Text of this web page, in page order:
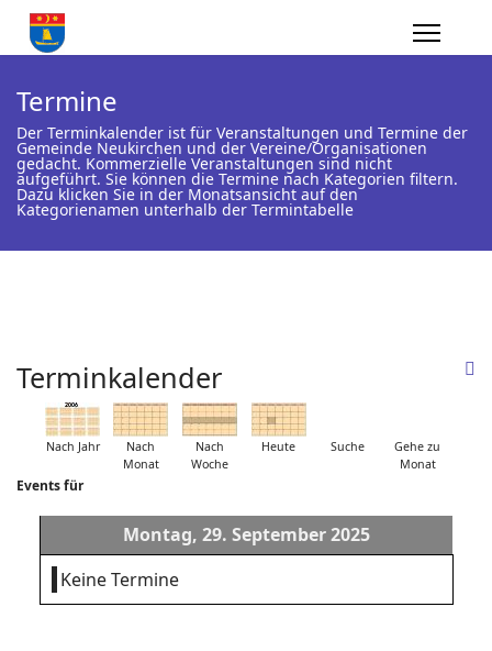
Termine
Der Terminkalender ist für Veranstaltungen und Termine der
Gemeinde Neukirchen und der Vereine/Organisationen
gedacht. Kommerzielle Veranstaltungen sind nicht
aufgeführt. Sie können die Termine nach Kategorien filtern.
Dazu klicken Sie in der Monatsansicht auf den
Kategorienamen unterhalb der Termintabelle
Terminkalender
Nach Jahr
Nach
Monat
Nach
Woche
Heute Suche
Gehe zu
Monat
Events für
Montag, 29. September 2025
Keine Termine